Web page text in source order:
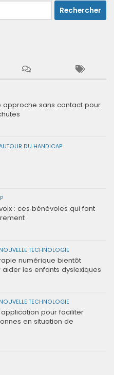
approche sans contact pour
DU HANDICAP
: ces bénévoles qui font
NOUVELLE TECHNOLOGIE
numérique bientôt
les enfants dyslexiques
NOUVELLE TECHNOLOGIE
pour faciliter
en situation de